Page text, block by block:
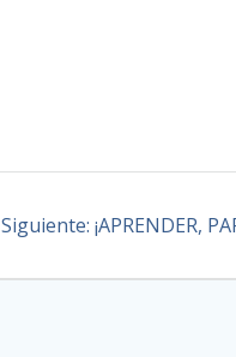
Siguiente: ¡APRENDER,